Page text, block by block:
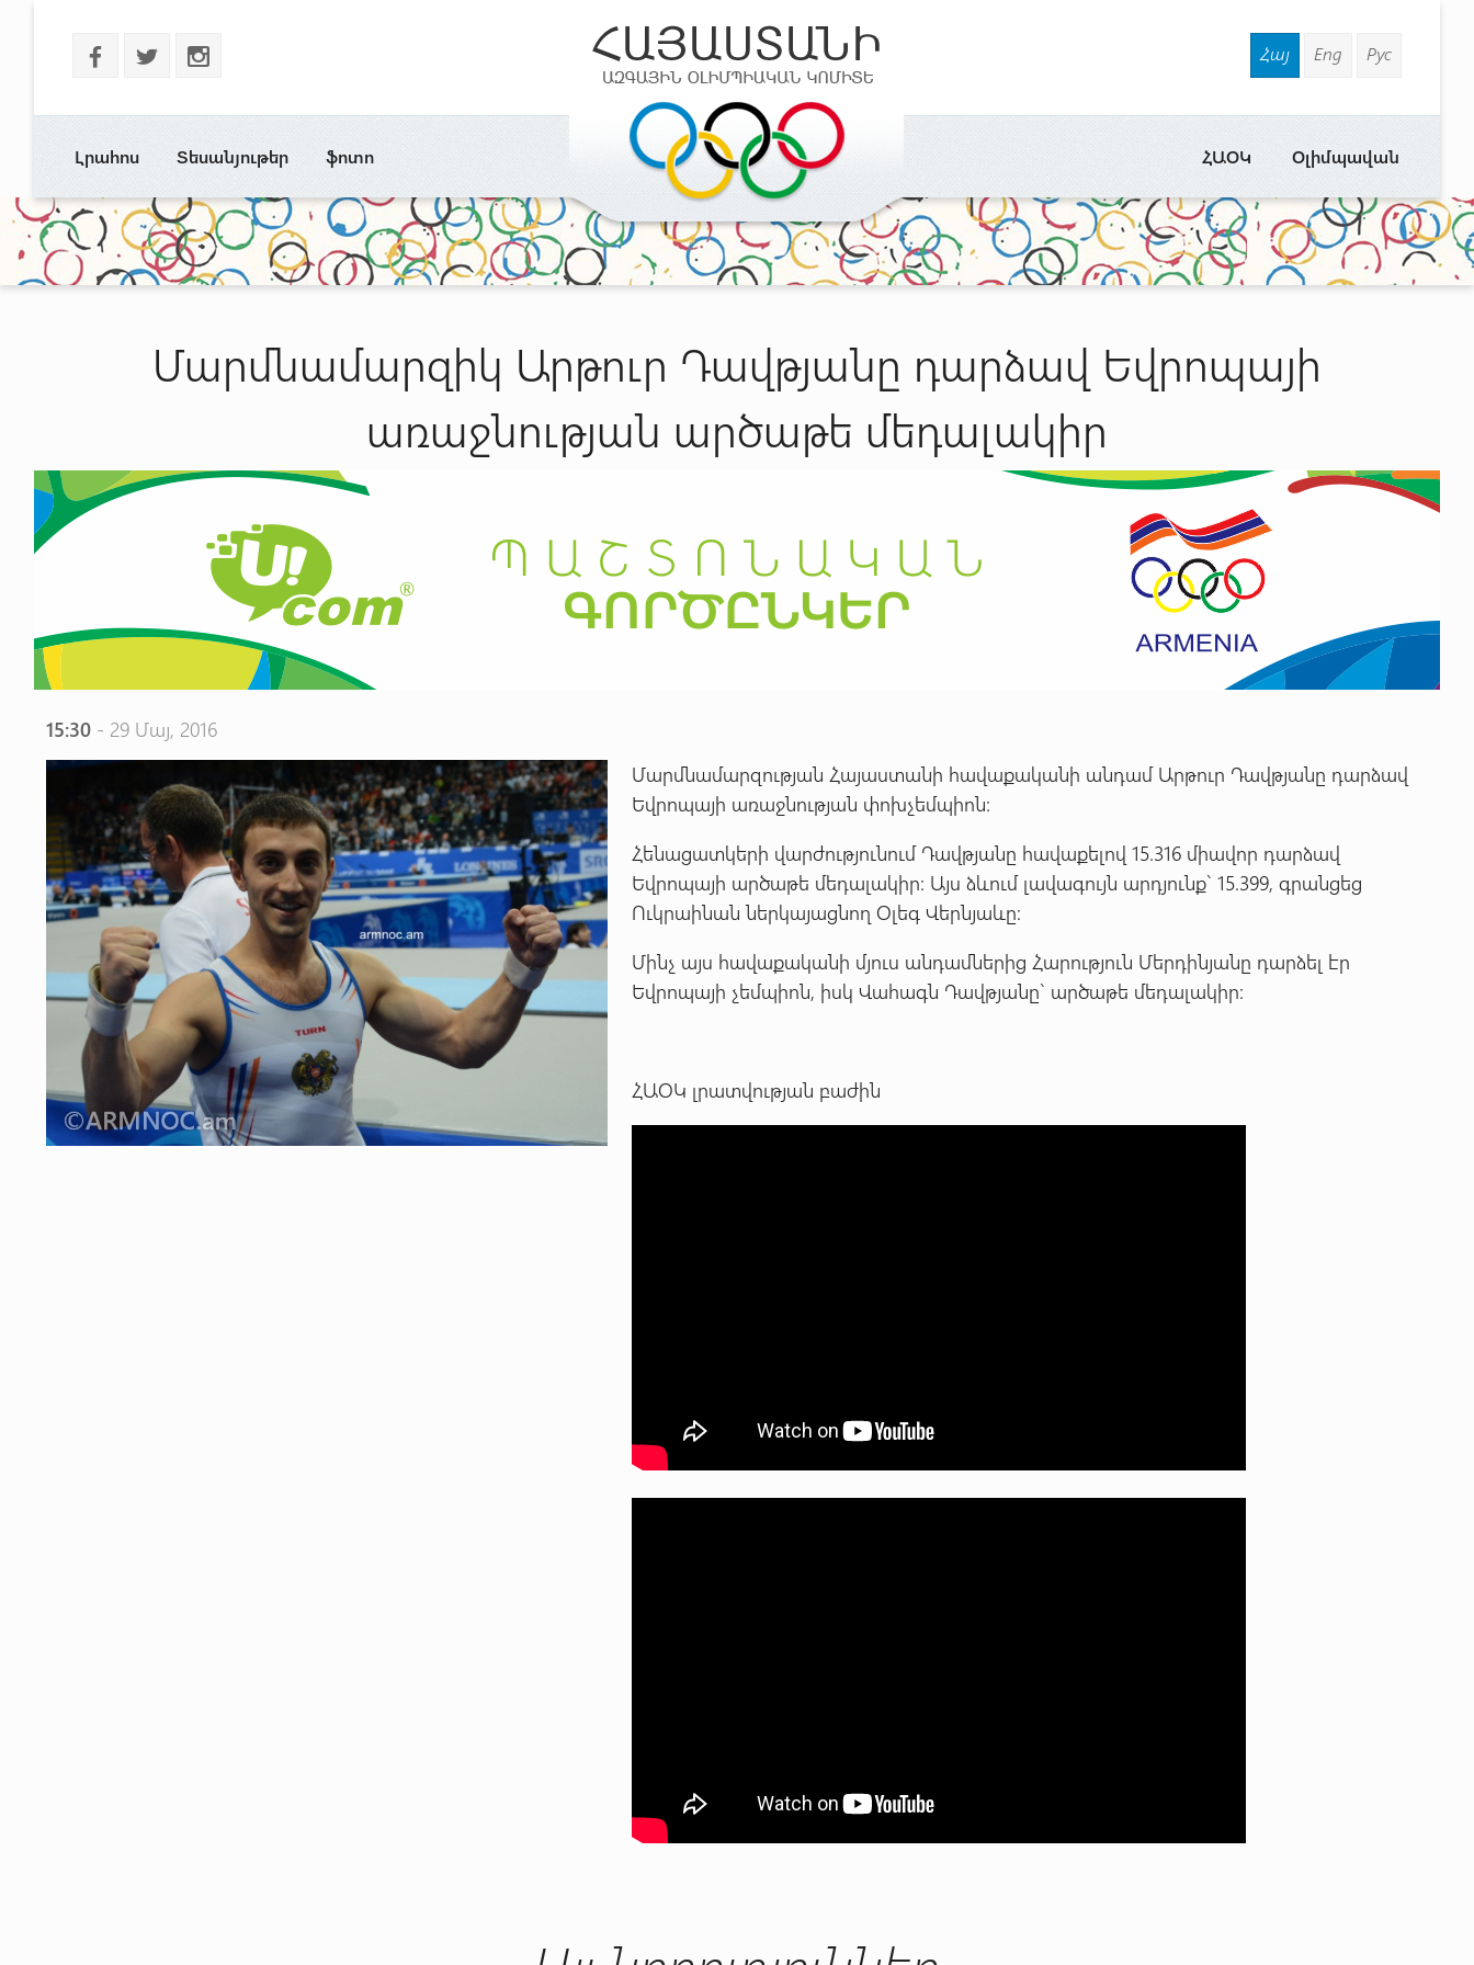
b a x Հայ Eng Рус
Լրահոս Տեսանյութեր ֆոտո Օլիմպավան
ՀԱՕԿ
Մարմնամարզիկ Արթուր Դավթյանը դարձավ Եվրոպայի
առաջնության արծաթե մեդալակիր
15:30 - 29 Մայ, 2016
Մարմնամարզության Հայաստանի հավաքականի անդամ Արթուր Դավթյանը դարձավ
Եվրոպայի առաջնության փոխչեմպիոն:
Հենացատկերի վարժությունում Դավթյանը հավաքելով 15.316 միավոր դարձավ
Եվրոպայի արծաթե մեդալակիր: Այս ձևում լավագույն արդյունք` 15.399, գրանցեց
Ուկրաինան ներկայացնող Օլեգ Վերնյաևը:
Մինչ այս հավաքականի մյուս անդամներից Հարություն Մերդինյանը դարձել էր
Եվրոպայի չեմպիոն, իսկ Վահագն Դավթյանը` արծաթե մեդալակիր:
ՀԱՕԿ լրատվության բաժին